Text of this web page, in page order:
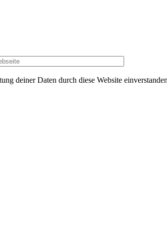
deiner Daten durch diese Website